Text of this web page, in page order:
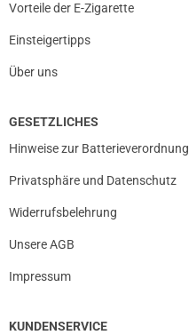
Vorteile der E-Zigarette
Einsteigertipps
Über uns
GESETZLICHES
Hinweise zur Batterieverordnung
Privatsphäre und Datenschutz
Widerrufsbelehrung
Unsere AGB
Impressum
KUNDENSERVICE